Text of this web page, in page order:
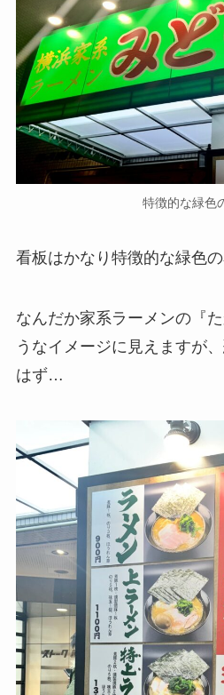
特徴的な緑色
看板はかなり特徴的な緑色の
なんだか家系ラーメンの『
うなイメージに見えますが
はず…